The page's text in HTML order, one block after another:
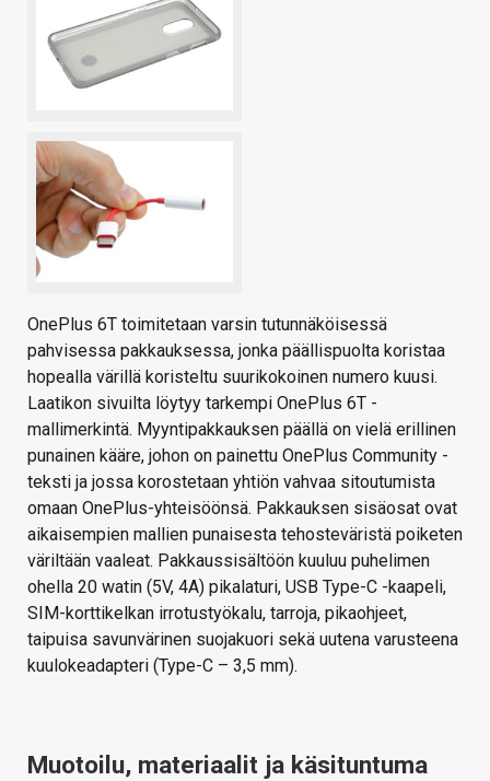
OnePlus 6T toimitetaan varsin tutunnäköisessä
pahvisessa pakkauksessa, jonka päällispuolta koristaa
hopealla värillä koristeltu suurikokoinen numero kuusi.
Laatikon sivuilta löytyy tarkempi OnePlus 6T -
mallimerkintä. Myyntipakkauksen päällä on vielä erillinen
punainen kääre, johon on painettu OnePlus Community -
teksti ja jossa korostetaan yhtiön vahvaa sitoutumista
omaan OnePlus-yhteisöönsä. Pakkauksen sisäosat ovat
aikaisempien mallien punaisesta tehosteväristä poiketen
väriltään vaaleat. Pakkaussisältöön kuuluu puhelimen
ohella 20 watin (5V, 4A) pikalaturi, USB Type-C -kaapeli,
SIM-korttikelkan irrotustyökalu, tarroja, pikaohjeet,
taipuisa savunvärinen suojakuori sekä uutena varusteena
kuulokeadapteri (Type-C – 3,5 mm).
Muotoilu, materiaalit ja käsituntuma